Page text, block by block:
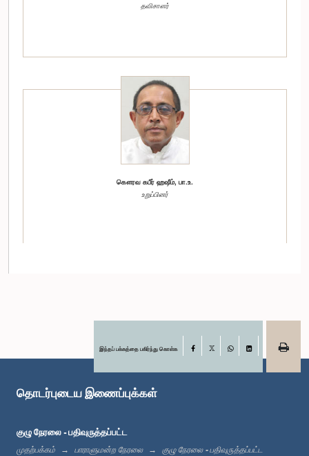
தவிசாளர்
கௌரவ கபீர் ஹஷீம், பா.உ.
உறுப்பினர்
கௌரவ சாரதீ துஷ்மந்த, பா.உ.
இந்தப் பக்கத்தை பகிர்ந்து கொள்க Facebook
LinkedIn
தொடர்புடைய இணைப்புக்கள்
குழு நேரலை - பதிவுருத்தப்பட்ட
முதற்பக்கம் பாராளுமன்ற நேரலை குழு நேரலை - பதிவுருத்தப்பட்ட